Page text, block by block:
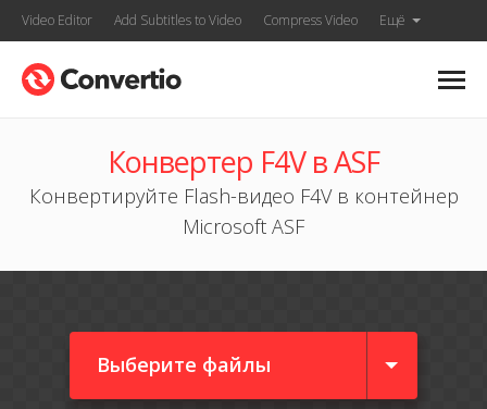
Video Editor Add Subtitles to Video Compress Video Ещё
Конвертер F4V в ASF
Конвертируйте Flash-видео F4V в контейнер
Microsoft ASF
Выберите файлы